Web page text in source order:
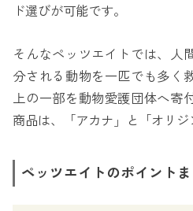
ド選びが可能です。
そんなペッツエイトでは、人
分される動物を一匹でも多く
上の一部を動物愛護団体へ寄
商品は、「アカナ」と「オリジ
ペッツエイトのポイント